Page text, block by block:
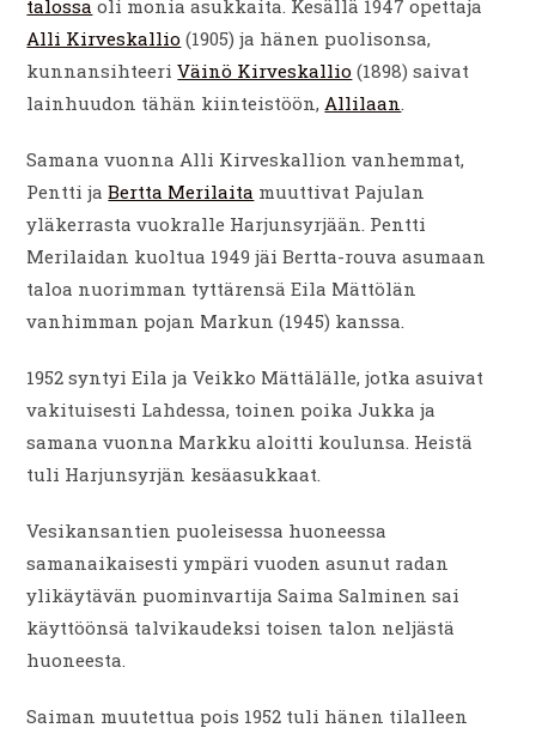
talossa oli monia asukkaita. Kesällä 1947 opettaja
Alli Kirveskallio (1905) ja hänen puolisonsa,
kunnansihteeriVäinö Kirveskallio (1898) saivat
lainhuudon tähän kiinteistöön,Allilaan.
Samana vuonna Alli Kirveskallion vanhemmat,
Pentti jaBertta Merilaita muuttivat Pajulan
yläkerrasta vuokralle Harjunsyrjään. Pentti
Merilaidan kuoltua 1949 jäi Bertta-rouva asumaan
taloa nuorimman tyttärensä Eila Mättölän
vanhimman pojan Markun (1945) kanssa.
1952 syntyi Eila ja Veikko Mättälälle, jotka asuivat
vakituisesti Lahdessa, toinen poika Jukka ja
samana vuonna Markku aloitti koulunsa. Heistä
tuli Harjunsyrjän kesäasukkaat.
Vesikansantien puoleisessa huoneessa
samanaikaisesti ympäri vuoden asunut radan
ylikäytävän puominvartija Saima Salminen sai
käyttöönsä talvikaudeksi toisen talon neljästä
huoneesta.
Saiman muutettua pois 1952 tuli hänen tilalleen